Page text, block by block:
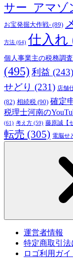
サー_アマゾ
お宝発掘大作戦- (89)
方法 (64) 仕入れ
個人事業主の税務調
(495) 利益 (243)
せどり (231) 店舗
(82) 相続税 (90) 確定
税理士河南の
(61) 考え方 (59) 藤原誠【
転売 (305) 電脳せ
運営者情報
特定商取引
ロゴ利用ガ